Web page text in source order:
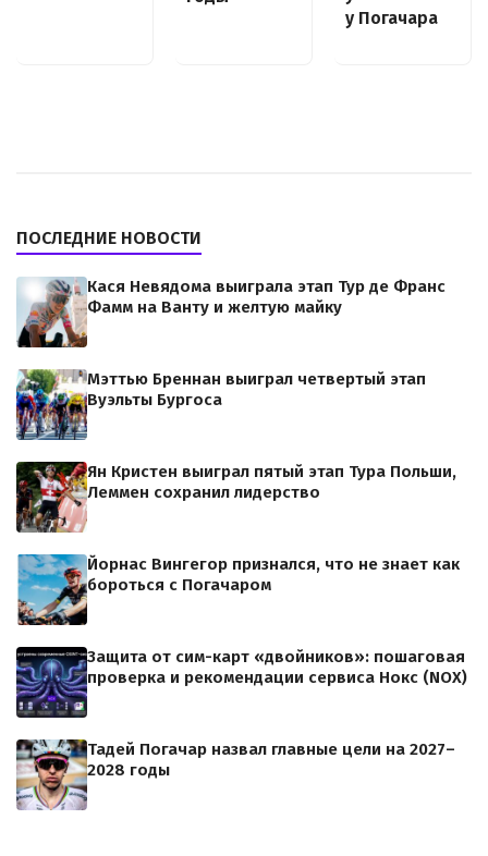
у Погачара
ПОСЛЕДНИЕ НОВОСТИ
Кася Невядома выиграла этап Тур де Франс
Фамм на Ванту и желтую майку
Мэттью Бреннан выиграл четвертый этап
Вуэльты Бургоса
Ян Кристен выиграл пятый этап Тура Польши,
Леммен сохранил лидерство
Йорнас Вингегор признался, что не знает как
бороться с Погачаром
Защита от сим-карт «двойников»: пошаговая
проверка и рекомендации сервиса Нокс (NOX)
Тадей Погачар назвал главные цели на 2027–
2028 годы